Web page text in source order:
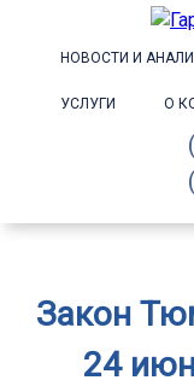
НОВОСТИ И
УСЛУГИ О
Закон
24